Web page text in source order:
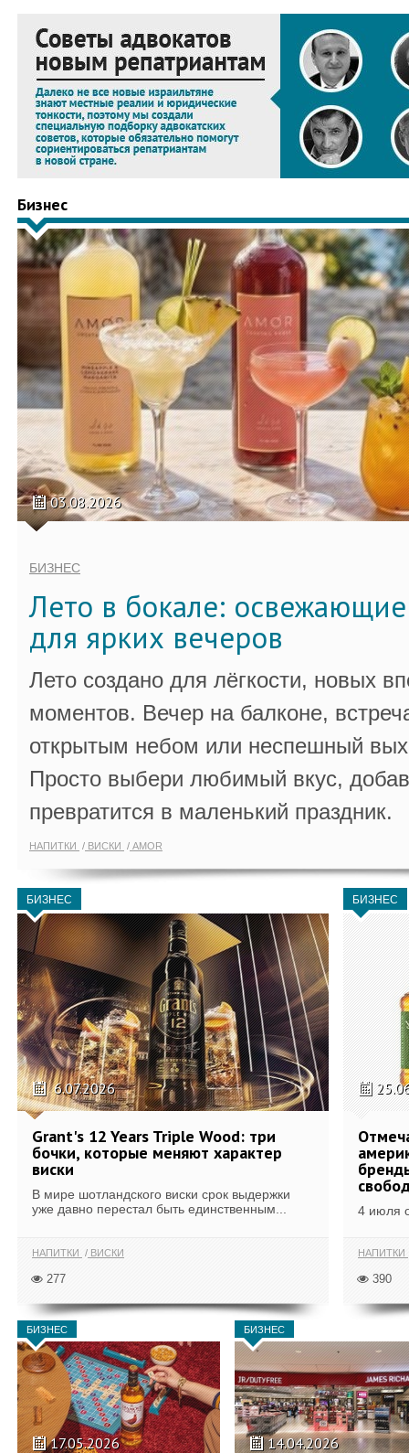
Бизнес
03.08.2026
БИЗНЕС
Лето в бокале:
для ярких вечеров
Лето создано для лёгкости, новых
моментов. Вечер на балконе,
открытым небом или неспешный
Просто выбери любимый вкус,
превратится в маленький праздник.
НАПИТКИ ВИСКИ AMOR
БИЗНЕС
6.07.2026
Grant's 12 Years Triple Wood: три
бочки, которые меняют характер
виски
В мире шотландского виски срок выдержки
уже давно перестал быть единственным...
НАПИТКИ ВИСКИ
277
БИЗНЕС
4 июля
НАПИТКИ
390
БИЗНЕС
17.05.2026
БИЗНЕС
14.04.2026